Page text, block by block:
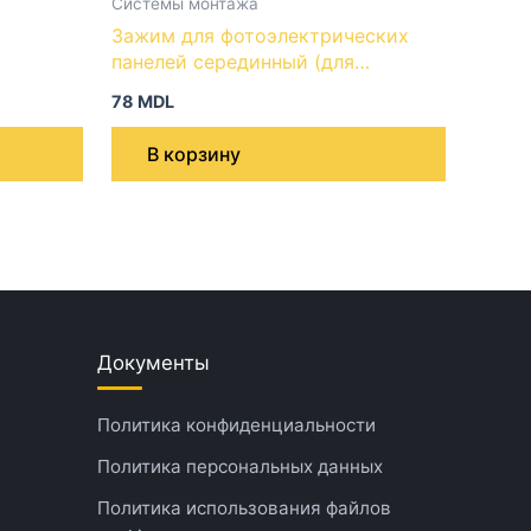
Зажим для фотоэлектрических
панелей серединный (для
78 MDL
В корзину
Документы
Политика конфиденциальности
Политика персональных данных
Политика использования файлов